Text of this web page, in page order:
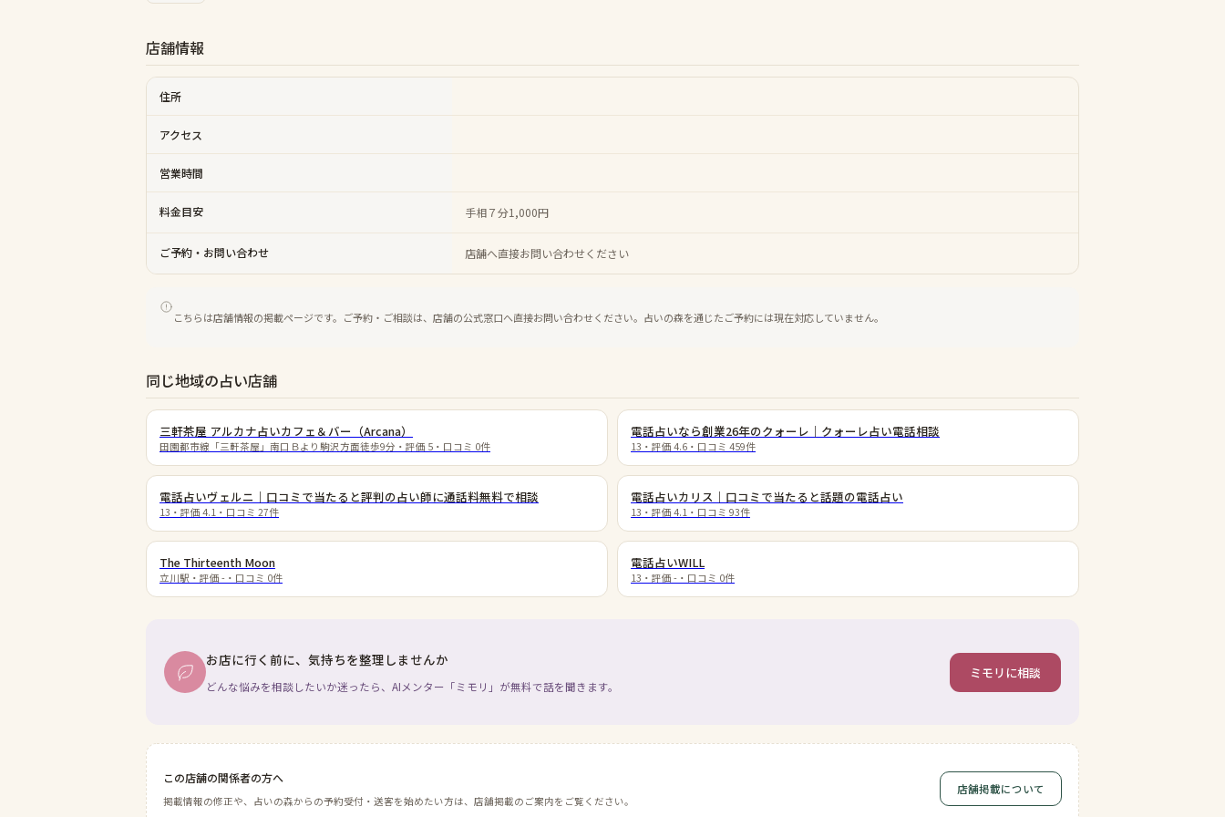
店舗情報
住所
アクセス
営業時間
料金目安 手相７分1,000円
ご予約・お問い合わせ 店舗へ直接お問い合わせください
こちらは店舗情報の掲載ページです。ご予約・ご相談は、店舗の公式窓口へ直接お問い合わせください。占いの森を通じたご予約には現在対応していません。
同じ地域の占い店舗
三軒茶屋 アルカナ占いカフェ＆バー（Arcana）
田園都市線「三軒茶屋」南口Ｂより駒沢方面徒歩9分 ・評価 5 ・口コミ 0件
電話占いなら創業26年のクォーレ｜クォーレ占い電話相談
13 ・評価 4.6 ・口コミ 459件
電話占いヴェルニ｜口コミで当たると評判の占い師に通話料無料で相談
13 ・評価 4.1 ・口コミ 27件
電話占いカリス｜口コミで当たると話題の電話占い
13 ・評価 4.1 ・口コミ 93件
The Thirteenth Moon
立川駅 ・評価 - ・口コミ 0件
電話占いWILL
13 ・評価 - ・口コミ 0件
お店に行く前に、気持ちを整理しませんか
どんな悩みを相談したいか迷ったら、AIメンター「ミモリ」が無料で話を聞きます。
ミモリに相談
この店舗の関係者の方へ
掲載情報の修正や、占いの森からの予約受付・送客を始めたい方は、店舗掲載のご案内をご覧ください。
店舗掲載について